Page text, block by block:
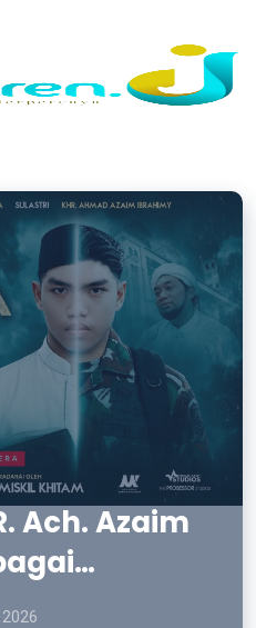
Ach. Azaim
Siap